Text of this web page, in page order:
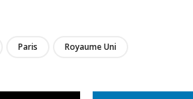
Paris Royaume Uni